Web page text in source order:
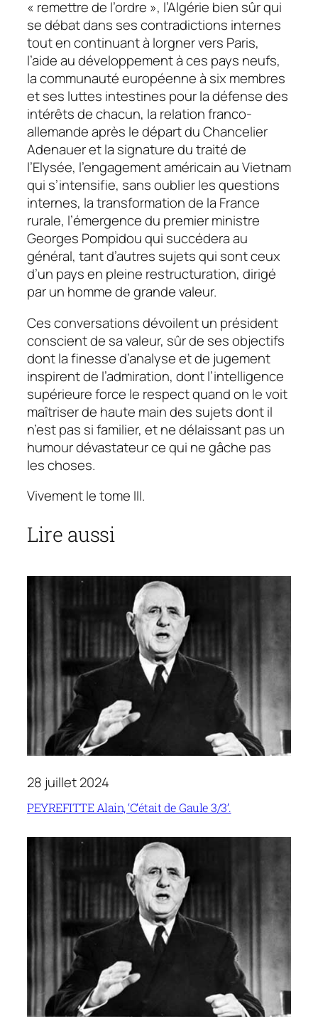
« remettre de l’ordre », l’Algérie bien sûr qui
se débat dans ses contradictions internes
tout en continuant à lorgner vers Paris,
l’aide au développement à ces pays neufs,
la communauté européenne à six membres
et ses luttes intestines pour la défense des
intérêts de chacun, la relation franco-
allemande après le départ du Chancelier
Adenauer et la signature du traité de
l’Elysée, l’engagement américain au Vietnam
qui s’intensifie, sans oublier les questions
internes, la transformation de la France
rurale, l’émergence du premier ministre
Georges Pompidou qui succédera au
général, tant d’autres sujets qui sont ceux
d’un pays en pleine restructuration, dirigé
par un homme de grande valeur.
Ces conversations dévoilent un président
conscient de sa valeur, sûr de ses objectifs
dont la finesse d’analyse et de jugement
inspirent de l’admiration, dont l’intelligence
supérieure force le respect quand on le voit
maîtriser de haute main des sujets dont il
n’est pas si familier, et ne délaissant pas un
humour dévastateur ce qui ne gâche pas
les choses.
Vivement le tome III.
Lire aussi
28 juillet 2024
PEYREFITTE Alain, ‘C’était de Gaule 3/3’.